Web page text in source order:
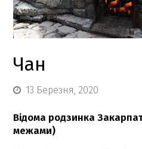
Чан
13 Березня, 2020
Відома родзинка
межами)